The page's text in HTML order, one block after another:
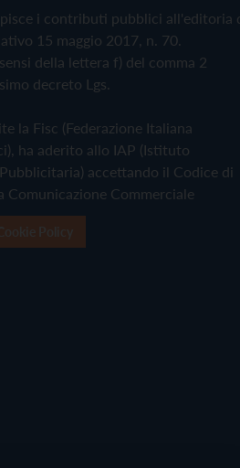
i contributi pubblici all'editoria
15 maggio 2017, n. 70.
della lettera f) del comma 2
decreto Lgs.
la Fisc (Federazione Italiana
ha aderito allo IAP (Istituto
accettando il Codice di
Comunicazione Commerciale